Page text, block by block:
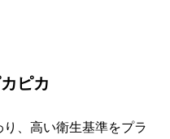
ピカ
、高い衛生基準をプラ